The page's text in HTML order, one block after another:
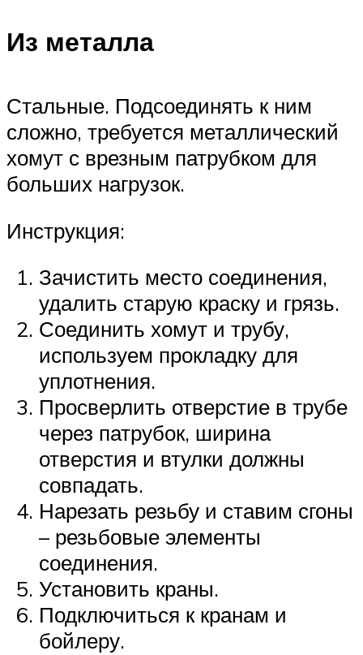
Из металла
Стальные. Подсоединять к ним
сложно, требуется металлический
хомут с врезным патрубком для
больших нагрузок.
Инструкция:
Зачистить место соединения,
удалить старую краску и грязь.
Соединить хомут и трубу,
используем прокладку для
уплотнения.
Просверлить отверстие в трубе
через патрубок, ширина
отверстия и втулки должны
совпадать.
Нарезать резьбу и ставим сгоны
– резьбовые элементы
соединения.
Установить краны.
Подключиться к кранам и
бойлеру.